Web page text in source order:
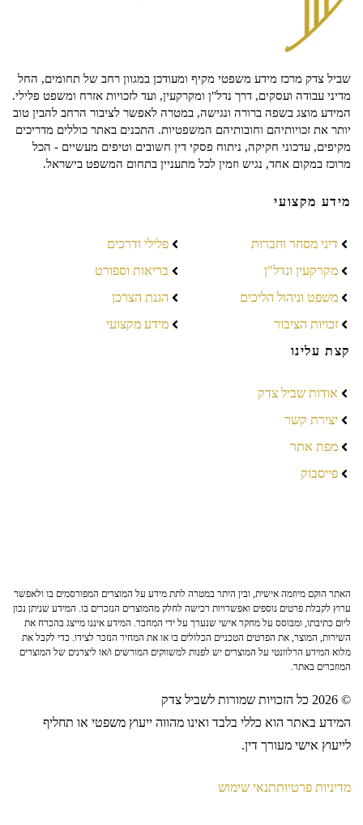
שביל צדק מרכז מידע משפטי מקיף ומעודכן במגוון רחב של תחומים, החל
מדיני עבודה ועסקים, דרך נדל"ן ומקרקעין, ועד לזכויות אזרח ומשפט פלילי.
המידע מוצג בשפה ברורה ונגישה, במטרה לאפשר לציבור הרחב להבין טוב
יותר את זכויותיהם וחובותיהם המשפטיות. התכנים באתר כוללים מדריכים
מקיפים, עדכוני חקיקה, ניתוח פסקי דין חשובים וטיפים מעשיים - הכל
מרוכז במקום אחד, נגיש וזמין לכל מתעניין בתחום המשפט בישראל.
מידע מקצועי
דיני מסחר וחברות
מקרקעין ונדל"ן
משפט וניהול הליכים
זכויות הציבור
פלילי ודרכים
בריאות וספורט
הגנת הצרכן
מידע מקצועי
קצת עלינו
אודות שביל צדק
יצירת קשר
מפת אתר
פייסבוק
האתר הוקם מיוזמה אישית, ובין היתר במטרה לתת מידע על המוצרים המפורסמים בו ולאפשר
ערוץ לקבלת פרטים נוספים ואפשרויות רכישה לחלק מהמוצרים הנזכרים בו. המידע שניתן נכון
ליום כתיבתו, ומבוסס על מחקר אישי שנערך על ידי המחבר. המידע איננו מייצג בהכרח את
השירות, המוצר, את הפרטים הטכניים הכלולים בו או את המחיר הנזכר לצידו. כדי לקבל את
מלוא המידע הרלוונטי על המוצרים יש לפנות למשווקים המורשים ו/או ליצרנים של המוצרים
המוזכרים באתר.
© 2026 כל הזכויות שמורות לשביל צדק
המידע באתר הוא כללי בלבד ואינו מהווה ייעוץ משפטי או תחליף
לייעוץ אישי מעורך דין.
מדיניות פרטיותתנאי שימוש